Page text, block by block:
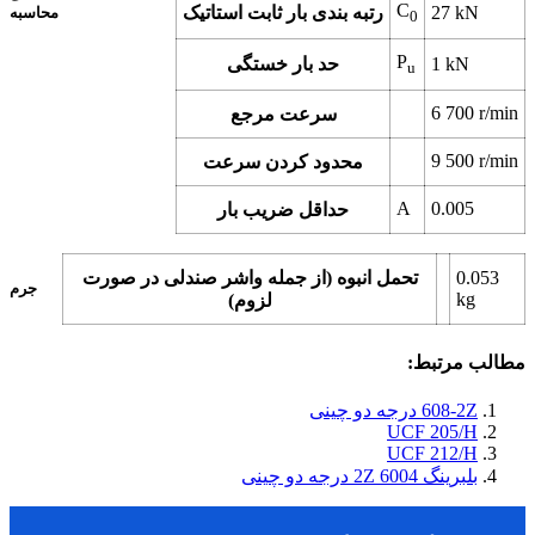
محاسبه
رتبه بندی بار ثابت استاتیک C0 27 kN
حد بار خستگی Pu 1 kN
سرعت مرجع 6 700 r/min
محدود کردن سرعت 9 500 r/min
حداقل ضریب بار A 0.005
جرم
تحمل انبوه (از جمله واشر صندلی در صورت
لزوم)
0.053
kg
مطالب مرتبط:
608-2Z درجه دو چینی
UCF 205/H
UCF 212/H
بلبرینگ 6004 2Z درجه دو چینی